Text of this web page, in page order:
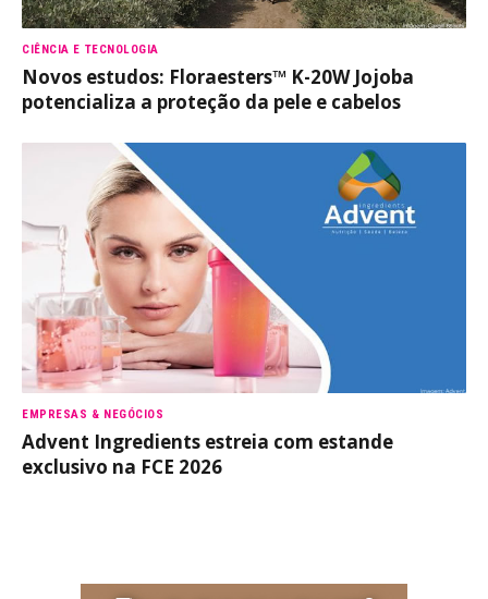
CIÊNCIA E TECNOLOGIA
Novos estudos: Floraesters™ K-20W Jojoba
potencializa a proteção da pele e cabelos
EMPRESAS & NEGÓCIOS
Advent Ingredients estreia com estande
exclusivo na FCE 2026